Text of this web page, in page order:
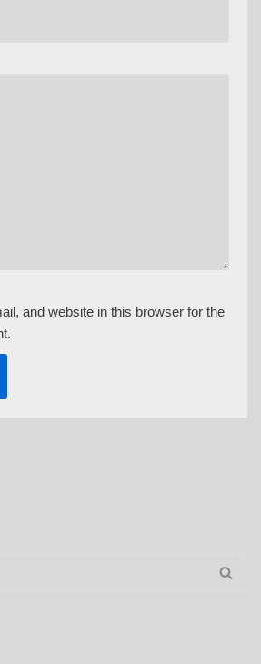
and website in this browser for the